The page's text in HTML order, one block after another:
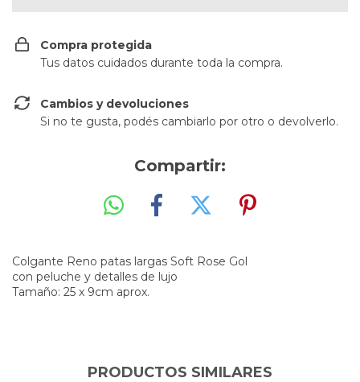
Compra protegida
Tus datos cuidados durante toda la compra.
Cambios y devoluciones
Si no te gusta, podés cambiarlo por otro o devolverlo.
Compartir:
Colgante Reno patas largas Soft Rose Gol
con peluche y detalles de lujo
Tamaño: 25 x 9cm aprox.
PRODUCTOS SIMILARES